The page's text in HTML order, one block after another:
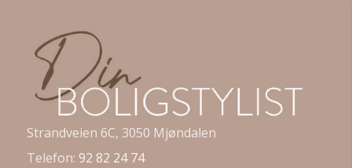
Strandveien 6C, 3050 Mjøndalen
Telefon: 92 82 24 74